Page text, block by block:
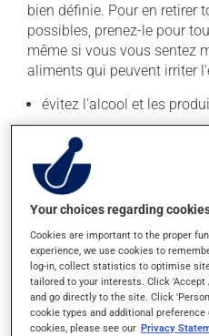
bien définie. Pour en retirer
possibles, prenez-le pour
même si vous vous sentez
aliments qui peuvent irriter
évitez l'alcool et les
évitez le café, le thé et le
évitez les aliments très
évitez les fritures.
Attention ! Le fait de fumer
l'estomac.
Il est important de
l'étiquette. N'en utilisez pas
qu'indiqué. Si vous oubliez
prenez-la dès que vous y
Your choices regarding
Cookies are important to the proper
experience, we use cookies to
log-in, collect statistics to optimise
tailored to your interests. Click
and go directly to the site. Click
cookie types and additional
cookies, please see our Privacy